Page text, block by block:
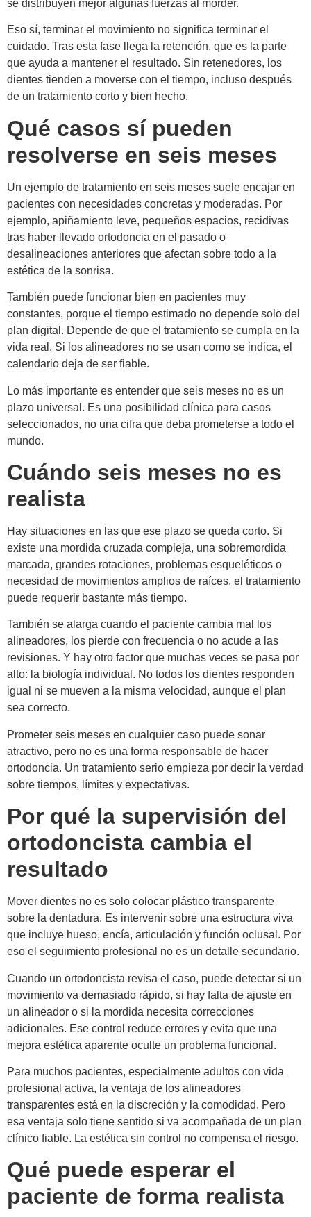
se distribuyen mejor algunas fuerzas al morder.
Eso sí, terminar el movimiento no significa terminar el
cuidado. Tras esta fase llega la retención, que es la parte
que ayuda a mantener el resultado. Sin retenedores, los
dientes tienden a moverse con el tiempo, incluso después
de un tratamiento corto y bien hecho.
Qué casos sí pueden
resolverse en seis meses
Un ejemplo de tratamiento en seis meses suele encajar en
pacientes con necesidades concretas y moderadas. Por
ejemplo, apiñamiento leve, pequeños espacios, recidivas
tras haber llevado ortodoncia en el pasado o
desalineaciones anteriores que afectan sobre todo a la
estética de la sonrisa.
También puede funcionar bien en pacientes muy
constantes, porque el tiempo estimado no depende solo del
plan digital. Depende de que el tratamiento se cumpla en la
vida real. Si los alineadores no se usan como se indica, el
calendario deja de ser fiable.
Lo más importante es entender que seis meses no es un
plazo universal. Es una posibilidad clínica para casos
seleccionados, no una cifra que deba prometerse a todo el
mundo.
Cuándo seis meses no es
realista
Hay situaciones en las que ese plazo se queda corto. Si
existe una mordida cruzada compleja, una sobremordida
marcada, grandes rotaciones, problemas esqueléticos o
necesidad de movimientos amplios de raíces, el tratamiento
puede requerir bastante más tiempo.
También se alarga cuando el paciente cambia mal los
alineadores, los pierde con frecuencia o no acude a las
revisiones. Y hay otro factor que muchas veces se pasa por
alto: la biología individual. No todos los dientes responden
igual ni se mueven a la misma velocidad, aunque el plan
sea correcto.
Prometer seis meses en cualquier caso puede sonar
atractivo, pero no es una forma responsable de hacer
ortodoncia. Un tratamiento serio empieza por decir la verdad
sobre tiempos, límites y expectativas.
Por qué la supervisión del
ortodoncista cambia el
resultado
Mover dientes no es solo colocar plástico transparente
sobre la dentadura. Es intervenir sobre una estructura viva
que incluye hueso, encía, articulación y función oclusal. Por
eso el seguimiento profesional no es un detalle secundario.
Cuando un ortodoncista revisa el caso, puede detectar si un
movimiento va demasiado rápido, si hay falta de ajuste en
un alineador o si la mordida necesita correcciones
adicionales. Ese control reduce errores y evita que una
mejora estética aparente oculte un problema funcional.
Para muchos pacientes, especialmente adultos con vida
profesional activa, la ventaja de los alineadores
transparentes está en la discreción y la comodidad. Pero
esa ventaja solo tiene sentido si va acompañada de un plan
clínico fiable. La estética sin control no compensa el riesgo.
Qué puede esperar el
paciente de forma realista